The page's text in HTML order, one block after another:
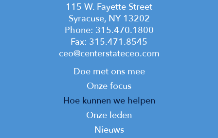
115 W. Fayette Street
Syracuse, NY 13202
Phone: 315.470.1800
Fax: 315.471.8545
ceo@centerstateceo.com
Doe met ons mee
Onze focus
Hoe kunnen we helpen
Onze leden
Nieuws